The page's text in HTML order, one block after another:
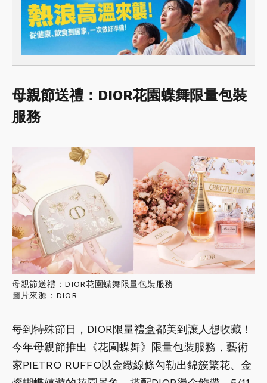
母親節送禮：DIOR花園蝶舞限量包裝
服務
母親節送禮：DIOR花園蝶舞限量包裝服務
圖片來源：DIOR
每到特殊節日，DIOR限量禮盒都美到讓人想收藏！
今年母親節推出《花園蝶舞》限量包裝服務，藝術
家PIETRO RUFFO以金緻線條勾勒出錦簇繁花、金